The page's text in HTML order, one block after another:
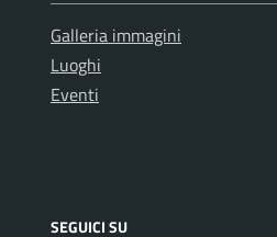
Galleria immagini
Luoghi
Eventi
SEGUICI SU